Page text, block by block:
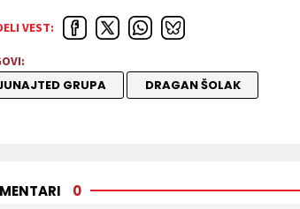
VEST:
GRUPA DRAGAN ŠOLAK
0